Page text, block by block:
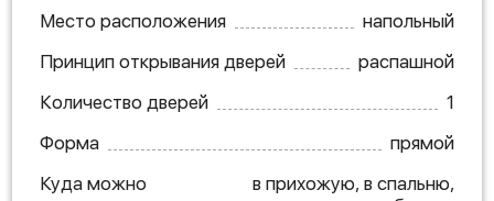
Место расположения
напольный
Принцип открывания дверей
распашной
Количество дверей
1
Форма
прямой
Куда можно
в прихожую, в спальню,